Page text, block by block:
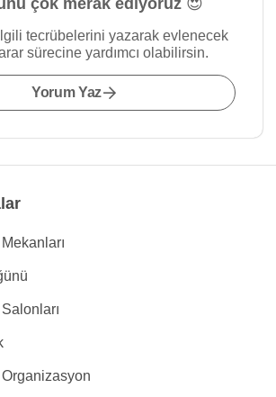
çok merak ediyoruz 😍
tecrübelerini yazarak evlenecek
sürecine yardımcı olabilirsin.
Yorum Yaz